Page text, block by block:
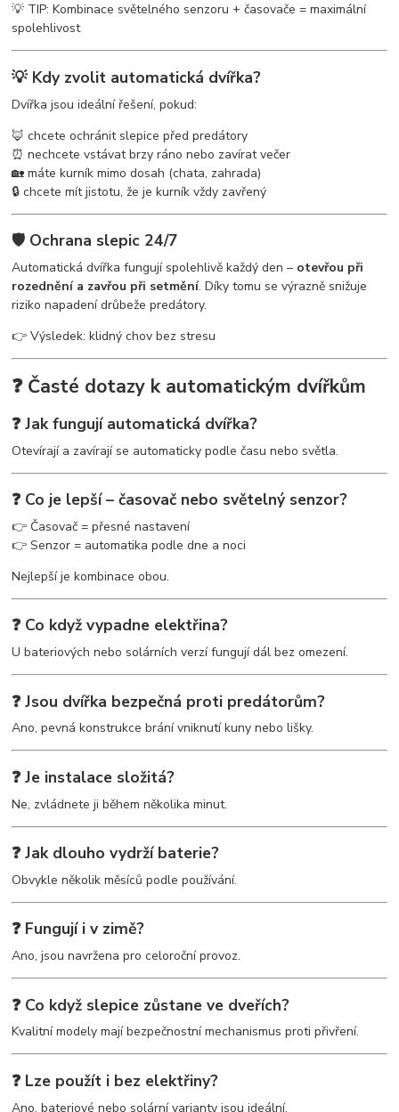
💡 TIP: Kombinace světelného senzoru + časovače = maximální
spolehlivost
💡 Kdy zvolit automatická dvířka?
Dvířka jsou ideální řešení, pokud:
🦊 chcete ochránit slepice před predátory
⏰ nechcete vstávat brzy ráno nebo zavírat večer
🏡 máte kurník mimo dosah (chata, zahrada)
🔒 chcete mít jistotu, že je kurník vždy zavřený
🛡️ Ochrana slepic 24/7
Automatická dvířka fungují spolehlivě každý den – otevřou při
rozednění a zavřou při setmění. Díky tomu se výrazně snižuje
riziko napadení drůbeže predátory.
👉 Výsledek: klidný chov bez stresu
❓ Časté dotazy k automatickým dvířkům
❓ Jak fungují automatická dvířka?
Otevírají a zavírají se automaticky podle času nebo světla.
❓ Co je lepší – časovač nebo světelný senzor?
👉 Časovač = přesné nastavení
👉 Senzor = automatika podle dne a noci
Nejlepší je kombinace obou.
❓ Co když vypadne elektřina?
U bateriových nebo solárních verzí fungují dál bez omezení.
❓ Jsou dvířka bezpečná proti predátorům?
Ano, pevná konstrukce brání vniknutí kuny nebo lišky.
❓ Je instalace složitá?
Ne, zvládnete ji během několika minut.
❓ Jak dlouho vydrží baterie?
Obvykle několik měsíců podle používání.
❓ Fungují i v zimě?
Ano, jsou navržena pro celoroční provoz.
❓ Co když slepice zůstane ve dveřích?
Kvalitní modely mají bezpečnostní mechanismus proti přivření.
❓ Lze použít i bez elektřiny?
Ano, bateriové nebo solární varianty jsou ideální.